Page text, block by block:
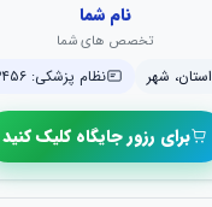
نام شما
تخصص های شما
استان، شهر نظام پزشکی: ۱۲۳۴۵۶
برای رزور جایگاه کلیک کنید